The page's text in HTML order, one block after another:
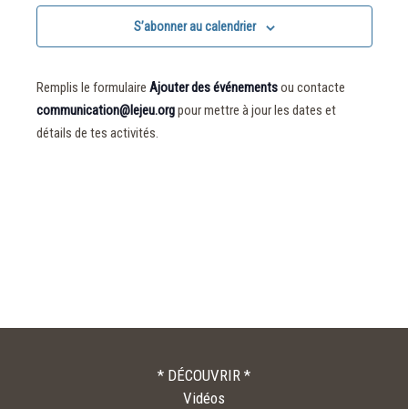
S’abonner au calendrier
Remplis le formulaire Ajouter des événementsou contacte
communication@lejeu.orgpour mettre à jour les dates et
détails de tes activités.
* DÉCOUVRIR *
Vidéos